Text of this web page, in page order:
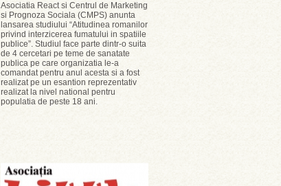
Asociatia React si Centrul de Marketing
si Prognoza Sociala (CMPS) anunta
lansarea studiului “Atitudinea romanilor
privind interzicerea fumatului in spatiile
publice”. Studiul face parte dintr-o suita
de 4 cercetari pe teme de sanatate
publica pe care organizatia le-a
comandat pentru anul acesta si a fost
realizat pe un esantion reprezentativ
realizat la nivel national pentru
populatia de peste 18 ani.